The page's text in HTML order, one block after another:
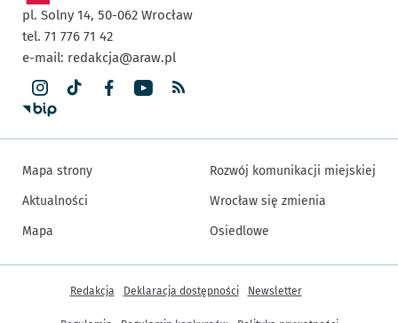
pl. Solny 14, 50-062 Wrocław
tel. 71 776 71 42
e-mail: redakcja@araw.pl
Mapa strony
Aktualności
Mapa
Rozwój komunikacji miejskiej
Wrocław się zmienia
Osiedlowe
Inne informacje
Redakcja Deklaracja dostępności Newsletter